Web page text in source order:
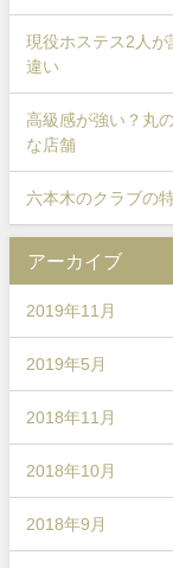
現役ホステス2人
違い
高級感が強い？丸
な店舗
六本木のクラブの
アーカイブ
2019年11月
2019年5月
2018年11月
2018年10月
2018年9月